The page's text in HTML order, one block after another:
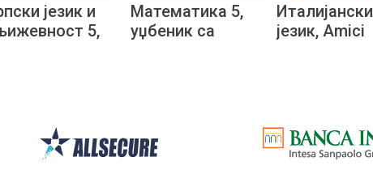
језик и
5,
Математика 5,
уџбеник са
Италијански
језик, Amici